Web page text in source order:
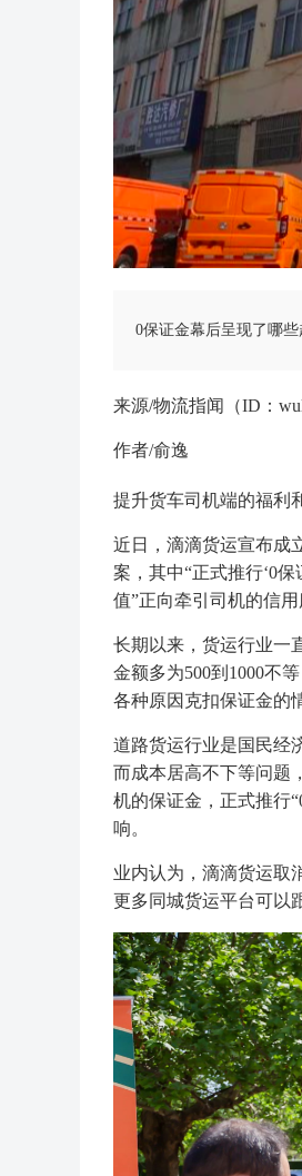
0保证金幕后呈现了哪些
来源/物流指闻（ID：
作者/俞逸
提升货车司机端的福利
近日，滴滴货运宣布成
案，其中“正式推行‘0
值”正向牵引司机的信
长期以来，货运行业一
金额多为500到1000不
各种原因克扣保证金的
道路货运行业是国民经
而成本居高不下等问题
机的保证金，正式推行
响。
业内认为，滴滴货运取
更多同城货运平台可以